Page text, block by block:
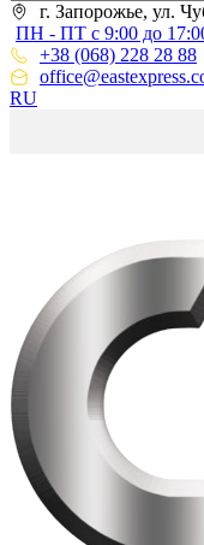
г. Запорожье, ул.
ПН - ПТ с 9:00 до
+38 (068) 228 28 88
RU